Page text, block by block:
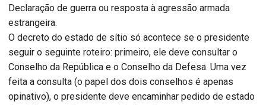
Declaração de guerra ou resposta à agressão armada
estrangeira.
O decreto do estado de sítio só acontece se o presidente
seguir o seguinte roteiro: primeiro, ele deve consultar o
Conselho da República e o Conselho da Defesa. Uma vez
feita a consulta (o papel dos dois conselhos é apenas
opinativo), o presidente deve encaminhar pedido de estado